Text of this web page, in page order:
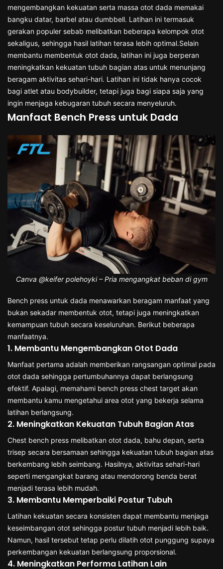
mengembangkan kekuatan serta massa otot dada memakai
bangku datar, barbel atau dumbbell. Latihan ini termasuk
gerakan populer sebab melibatkan beberapa kelompok otot
sekaligus, sehingga hasil latihan terasa lebih optimal.Selain
membantu membentuk otot dada, latihan ini juga berperan
meningkatkan kekuatan tubuh bagian atas untuk menunjang
beragam aktivitas sehari-hari. Latihan ini tidak hanya cocok
bagi atlet atau bodybuilder, tetapi juga bagi siapa saja yang
ingin menjaga kebugaran tubuh secara menyeluruh.
Manfaat Bench Press untuk Dada
Canva @keifer polehoyki – Pria mengangkat beban di gym
Bench press untuk dada menawarkan beragam manfaat yang
bukan sekadar membentuk otot, tetapi juga meningkatkan
kemampuan tubuh secara keseluruhan. Berikut beberapa
manfaatnya.
1. Membantu Mengembangkan Otot Dada
Manfaat pertama adalah memberikan rangsangan optimal pada
otot dada sehingga pertumbuhannya dapat berlangsung
efektif. Apalagi, memahami bench press chest target akan
membantu kamu mengetahui area otot yang bekerja selama
latihan berlangsung.
2. Meningkatkan Kekuatan Tubuh Bagian Atas
Chest bench press melibatkan otot dada, bahu depan, serta
trisep secara bersamaan sehingga kekuatan tubuh bagian atas
berkembang lebih seimbang. Hasilnya, aktivitas sehari-hari
seperti mengangkat barang atau mendorong benda berat
menjadi terasa lebih mudah.
3. Membantu Memperbaiki Postur Tubuh
Latihan kekuatan secara konsisten dapat membantu menjaga
keseimbangan otot sehingga postur tubuh menjadi lebih baik.
Namun, hasil tersebut tetap perlu dilatih otot punggung supaya
perkembangan kekuatan berlangsung proporsional.
4. Meningkatkan Performa Latihan Lain